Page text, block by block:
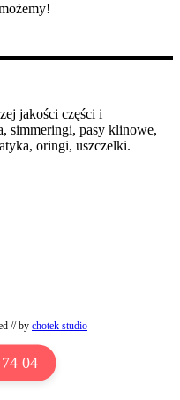
04
jakości części i
simmeringi, pasy klinowe,
oringi, uszczelki.
// by chotek studio